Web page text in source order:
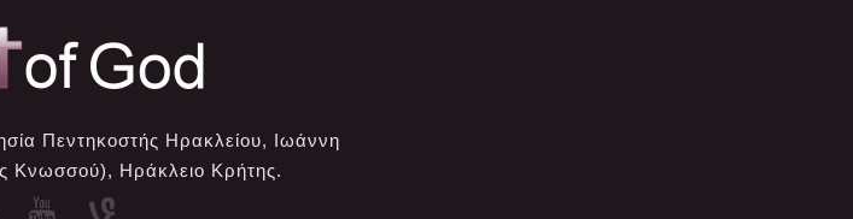
Πεντηκοστής Ηρακλείου, Ιωάννη
Κνωσσού), Ηράκλειο Κρήτης.